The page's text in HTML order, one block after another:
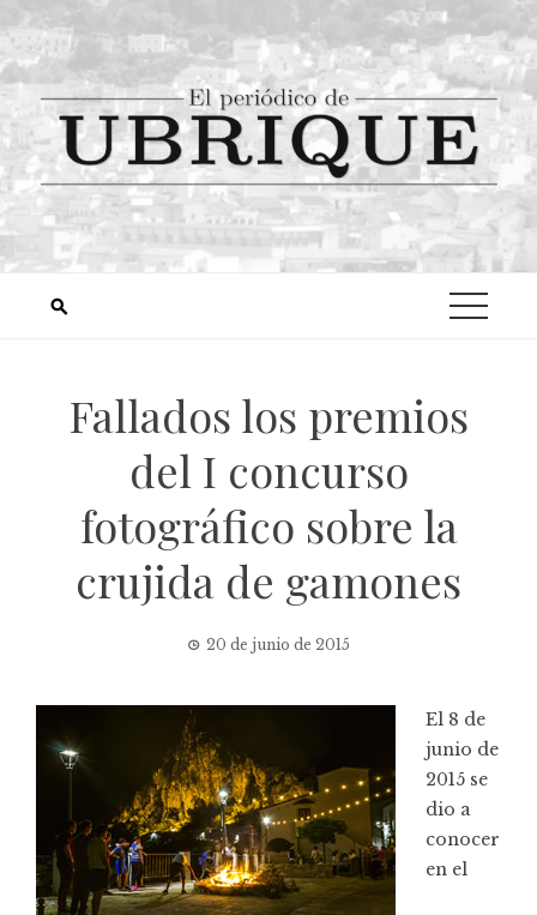
Fallados los premios
del I concurso
fotográfico sobre la
crujida de gamones
20 de junio de 2015
El 8 de
junio de
2015 se
dio a
conocer
en el